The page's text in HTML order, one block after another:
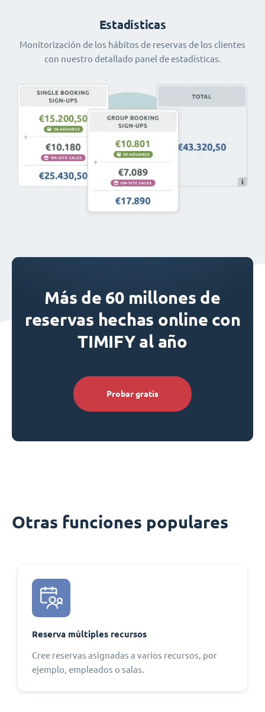
Estadísticas
Monitorización de los hábitos de reservas de los clientes
con nuestro detallado panel de estadísticas.
Más de 60 millones de
reservas hechas online con
TIMIFY al año
Probar gratis
Otras funciones populares
Reserva múltiples recursos
Cree reservas asignadas a varios recursos, por
ejemplo, empleados o salas.